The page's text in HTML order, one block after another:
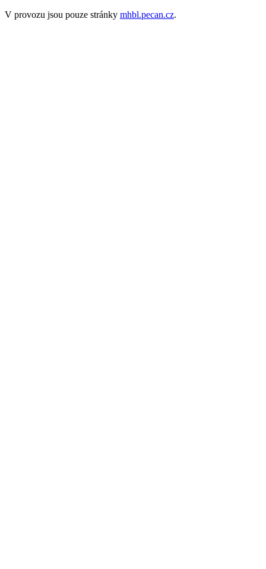
V provozu jsou pouze stránky mhbl.pecan.cz.